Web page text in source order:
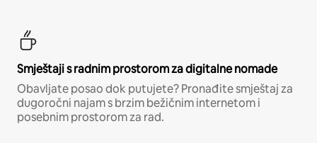
Smještaji s radnim prostorom za digitalne nomade
Obavljate posao dok putujete? Pronađite smještaj za
dugoročni najam s brzim bežičnim internetom i
posebnim prostorom za rad.